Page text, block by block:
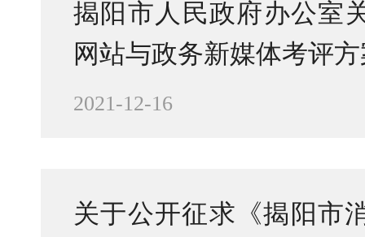
揭阳市人民政府办公室
网站与政务新媒体考评
2021-12-16
关于公开征求《揭阳市